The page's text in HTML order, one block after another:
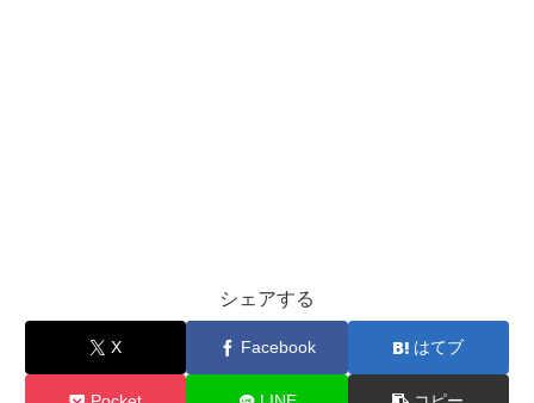
シェアする
X Facebook はてブ